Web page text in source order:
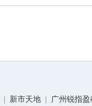
| 新市天地 | 广州锐指